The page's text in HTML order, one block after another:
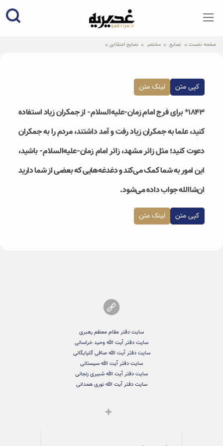
qadiriye.ir
نشریه ی غدیریه-بیانات استاد
صفحه نخست نصایح مختصر نصایح اعتقادی
کپی متن لینک متن
۱۸۴۳* برای فرج امام زمان-علیه‌السلام- از جمکران زیاد استفاده
کنید، علما به جمکران زیاد رفت و آمد داشتند، مردم را به جمکران
دعوت کنید؛ مثل زائر مشهد، زائر امام زمان-علیه‌السلام- باشید،
این‌ امور به شما کمک می‌کند و دغدغه‌هایی که بعضی از شما دارید
ان‌شاالله جواب داده ‌می‌شود.
کپی متن لینک متن
سایت دفتر مقام معظم رهبری
سایت دفتر آیت الله وحید خراسانی
سایت دفتر آیت الله صافی گلپایگانی
سایت دفتر آیت الله سیستانی
سایت دفتر آیت الله شبیری زنجانی
سایت دفتر آیت الله نوری همدانی